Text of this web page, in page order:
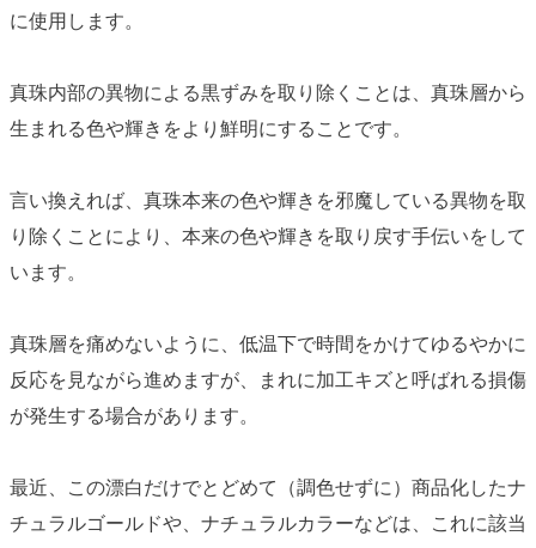
に使用します。
真珠内部の異物による黒ずみを取り除くことは、真珠層から
生まれる色や輝きをより鮮明にすることです。
言い換えれば、真珠本来の色や輝きを邪魔している異物を取
り除くことにより、本来の色や輝きを取り戻す手伝いをして
います。
真珠層を痛めないように、低温下で時間をかけてゆるやかに
反応を見ながら進めますが、まれに加工キズと呼ばれる損傷
が発生する場合があります。
最近、この漂白だけでとどめて（調色せずに）商品化したナ
チュラルゴールドや、 ナチュラルカラーなどは、これに該当